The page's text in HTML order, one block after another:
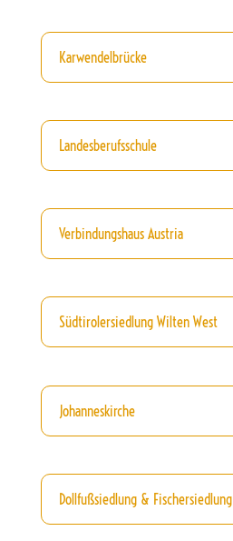
Karwendelbrücke
Landesberufsschule
Verbindungshaus Austria
Südtirolersiedlung Wilten West
Johanneskirche
Dollfußsiedlung & Fischersiedlung